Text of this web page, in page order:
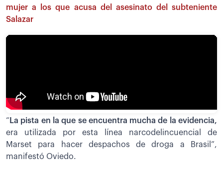
mujer a los que acusa del asesinato del subteniente
Salazar
“ La pista en la que se encuentra mucha de la evidencia,
era utilizada por esta línea narcodelincuencial de
Marset para hacer despachos de droga a Brasil”,
manifestó Oviedo.